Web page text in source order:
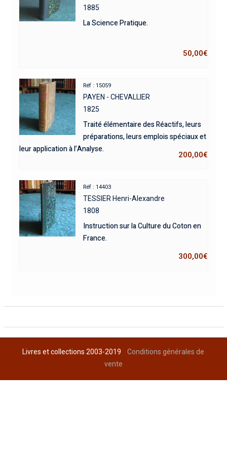
1885
La Science Pratique.
50,00€
Réf : 15059
PAYEN - CHEVALLIER
1825
Traité élémentaire des Réactifs, leurs
préparations, leurs emplois spéciaux et
leur application à l’Analyse.
200,00€
Réf : 14403
TESSIER Henri-Alexandre
1808
Instruction sur la Culture du Coton en
France.
300,00€
Livres et collections 2003-2019Conditions générales de
vente